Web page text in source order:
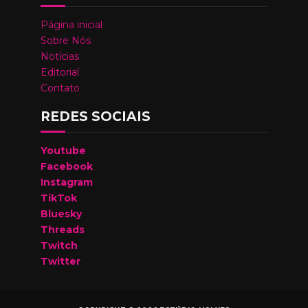
Página inicial
Sobre Nós
Notícias
Editorial
Contato
REDES SOCIAIS
Youtube
Facebook
Instagram
TikTok
Bluesky
Threads
Twitch
Twitter